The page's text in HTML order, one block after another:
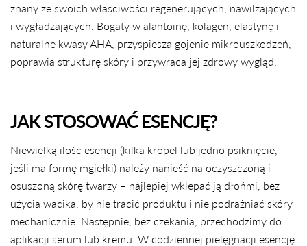
znany ze swoich właściwości regenerujących, nawilżających
i wygładzających. Bogaty w alantoinę, kolagen, elastynę i
naturalne kwasy AHA, przyspiesza gojenie mikrouszkodzeń,
poprawia strukturę skóry i przywraca jej zdrowy wygląd.
JAK STOSOWAĆ ESENCJĘ?
Niewielką ilość esencji (kilka kropel lub jedno psiknięcie,
jeśli ma formę mgiełki) należy nanieść na oczyszczoną i
osuszoną skórę twarzy – najlepiej wklepać ją dłońmi, bez
użycia wacika, by nie tracić produktu i nie podrażniać skóry
mechanicznie. Następnie, bez czekania, przechodzimy do
aplikacji serum lub kremu. W codziennej pielęgnacji esencję